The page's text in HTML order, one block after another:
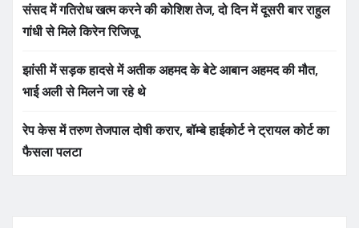
संसद में गतिरोध खत्म करने की कोशिश तेज, दो दिन में दूसरी बार राहुल
गांधी से मिले किरेन रिजिजू
झांसी में सड़क हादसे में अतीक अहमद के बेटे आबान अहमद की मौत,
भाई अली से मिलने जा रहे थे
रेप केस में तरुण तेजपाल दोषी करार, बॉम्बे हाईकोर्ट ने ट्रायल कोर्ट का
फैसला पलटा